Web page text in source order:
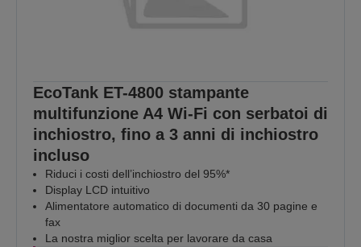
EcoTank ET-4800 stampante
multifunzione A4 Wi-Fi con serbatoi di
inchiostro, fino a 3 anni di inchiostro
incluso
Riduci i costi dell’inchiostro del 95%*
Display LCD intuitivo
Alimentatore automatico di documenti da 30 pagine e
fax
La nostra miglior scelta per lavorare da casa